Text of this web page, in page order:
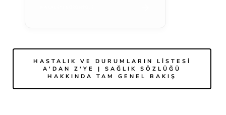
HASTALIK VE DURUMLARIN LISTESI
A'DAN Z'YE | SAĞLIK SÖZLÜĞÜ
HAKKINDA TAM GENEL BAKIŞ